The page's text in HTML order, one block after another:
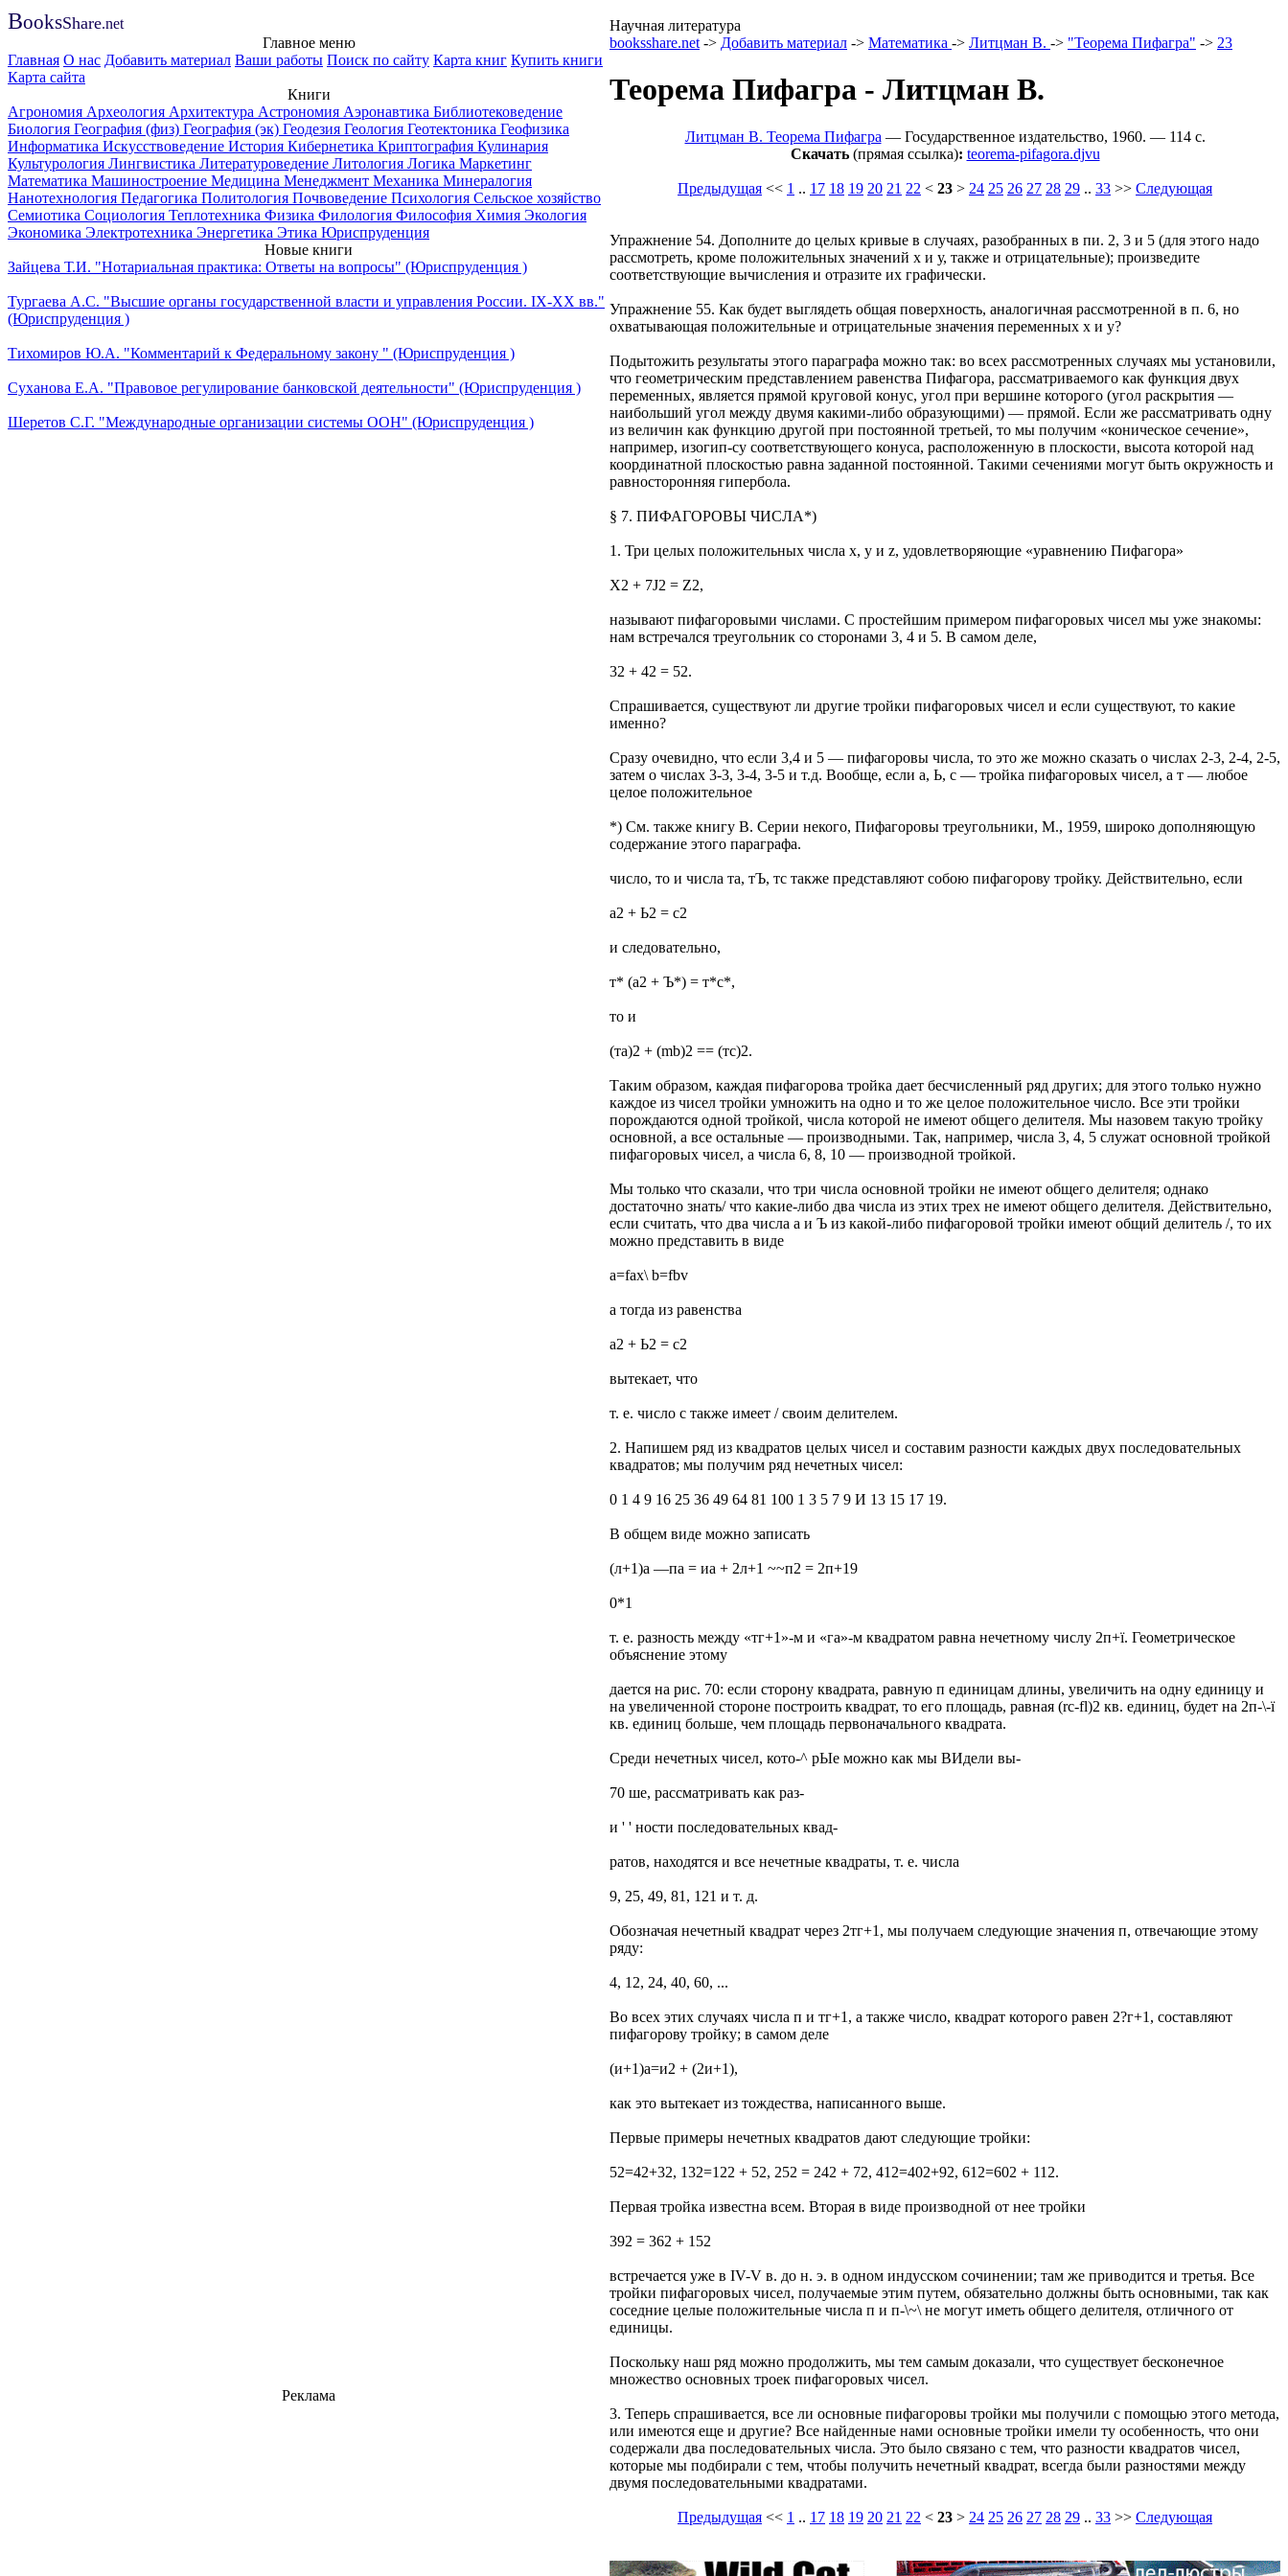
BooksShare.net
Научная литература
Главное меню
Главная О нас Добавить материал Ваши работы Поиск по сайту Карта книг Купить книги
Карта сайта
Книги
Агрономия Археология Архитектура Астрономия Аэронавтика Библиотековедение
Биология География (физ) География (эк) Геодезия Геология Геотектоника Геофизика
Информатика Искусствоведение История Кибернетика Криптография Кулинария
Культурология Лингвистика Литературоведение Литология Логика Маркетинг
Математика Машиностроение Медицина Менеджмент Механика Минералогия
Нанотехнология Педагогика Политология Почвоведение Психология Сельское хозяйство
Семиотика Социология Теплотехника Физика Филология Философия Химия Экология
Экономика Электротехника Энергетика Этика Юриспруденция
Новые книги
Зайцева Т.И. "Нотариальная практика: Ответы на вопросы" (Юриспруденция )
Тургаева А.С. "Высшие органы государственной власти и управления России. IХ-ХХ вв."
(Юриспруденция )
Тихомиров Ю.А. "Комментарий к Федеральному закону " (Юриспруденция )
Суханова Е.А. "Правовое регулирование банковской деятельности" (Юриспруденция )
Шеретов С.Г. "Международные организации системы ООН" (Юриспруденция )
booksshare.net -> Добавить материал -> Математика -> Литцман В. -> "Теорема Пифагра" -> 23
Теорема Пифагра - Литцман В.
Литцман В. Теорема Пифагра — Государственное издательство, 1960. — 114 c.
Скачать(прямая ссылка): teorema-pifagora.djvu
Предыдущая << 1 .. 17 18 19 20 21 22 < 23 > 24 25 26 27 28 29 .. 33 >> Следующая
Упражнение 54. Дополните до целых кривые в случаях, разобранных в пи. 2, 3 и 5 (для этого надо
рассмотреть, кроме положительных значений х и у, также и отрицательные); произведите
соответствующие вычисления и отразите их графически.
Упражнение 55. Как будет выглядеть общая поверхность, аналогичная рассмотренной в п. 6, но
охватывающая положительные и отрицательные значения переменных х и у?
Подытожить результаты этого параграфа можно так: во всех рассмотренных случаях мы установили,
что геометрическим представлением равенства Пифагора, рассматриваемого как функция двух
переменных, является прямой круговой конус, угол при вершине которого (угол раскрытия —
наибольший угол между двумя какими-либо образующими) — прямой. Если же рассматривать одну
из величин как функцию другой при постоянной третьей, то мы получим «коническое сечение»,
например, изогип-су соответствующего конуса, расположенную в плоскости, высота которой над
координатной плоскостью равна заданной постоянной. Такими сечениями могут быть окружность и
равносторонняя гипербола.
§ 7. ПИФАГОРОВЫ ЧИСЛА*)
1. Три целых положительных числа х, у и z, удовлетворяющие «уравнению Пифагора»
X2 + 7J2 = Z2,
называют пифагоровыми числами. С простейшим примером пифагоровых чисел мы уже знакомы:
нам встречался треугольник со сторонами 3, 4 и 5. В самом деле,
32 + 42 = 52.
Спрашивается, существуют ли другие тройки пифагоровых чисел и если существуют, то какие
именно?
Сразу очевидно, что если 3,4 и 5 — пифагоровы числа, то это же можно сказать о числах 2-3, 2-4, 2-5,
затем о числах 3-3, 3-4, 3-5 и т.д. Вообще, если а, Ь, с — тройка пифагоровых чисел, а т — любое
целое положительное
*) См. также книгу В. Серии некого, Пифагоровы треугольники, M., 1959, широко дополняющую
содержание этого параграфа.
число, то и числа та, тЪ, тс также представляют собою пифагорову тройку. Действительно, если
а2 + Ь2 = с2
и следовательно,
т* (а2 + Ъ*) = т*с*,
то и
(та)2 + (mb)2 == (тс)2.
Таким образом, каждая пифагорова тройка дает бесчисленный ряд других; для этого только нужно
каждое из чисел тройки умножить на одно и то же целое положительное число. Все эти тройки
порождаются одной тройкой, числа которой не имеют общего делителя. Мы назовем такую тройку
основной, а все остальные — производными. Так, например, числа 3, 4, 5 служат основной тройкой
пифагоровых чисел, а числа 6, 8, 10 — производной тройкой.
Мы только что сказали, что три числа основной тройки не имеют общего делителя; однако
достаточно знать/ что какие-либо два числа из этих трех не имеют общего делителя. Действительно,
если считать, что два числа а и Ъ из какой-либо пифагоровой тройки имеют общий делитель /, то их
можно представить в виде
a=fax\ b=fbv
а тогда из равенства
а2 + Ь2 = с2
вытекает, что
т. е. число с также имеет / своим делителем.
2. Напишем ряд из квадратов целых чисел и составим разности каждых двух последовательных
квадратов; мы получим ряд нечетных чисел:
0 1 4 9 16 25 36 49 64 81 100 1 3 5 7 9 И 13 15 17 19.
В общем виде можно записать
(л+1)а —па = иа + 2л+1 ~~п2 = 2п+19
0*1
т. е. разность между «тг+1»-м и «га»-м квадратом равна нечетному числу 2п+ї. Геометрическое
объяснение этому
дается на рис. 70: если сторону квадрата, равную п единицам длины, увеличить на одну единицу и
на увеличенной стороне построить квадрат, то его площадь, равная (rc-fl)2 кв. единиц, будет на 2п-\-ї
кв. единиц больше, чем площадь первоначального квадрата.
Среди нечетных чисел, кото-^ рЫе можно как мы ВИдели вы-
70 ше, рассматривать как раз-
и ' ' ности последовательных квад-
ратов, находятся и все нечетные квадраты, т. е. числа
9, 25, 49, 81, 121 и т. д.
Обозначая нечетный квадрат через 2тг+1, мы получаем следующие значения п, отвечающие этому
ряду:
4, 12, 24, 40, 60, ...
Во всех этих случаях числа п и тг+1, а также число, квадрат которого равен 2?г+1, составляют
пифагорову тройку; в самом деле
(и+1)а=и2 + (2и+1),
как это вытекает из тождества, написанного выше.
Первые примеры нечетных квадратов дают следующие тройки:
52=42+32, 132=122 + 52, 252 = 242 + 72, 412=402+92, 612=602 + 112.
Первая тройка известна всем. Вторая в виде производной от нее тройки
392 = 362 + 152
встречается уже в IV-V в. до н. э. в одном индусском сочинении; там же приводится и третья. Все
тройки пифагоровых чисел, получаемые этим путем, обязательно должны быть основными, так как
соседние целые положительные числа п и п-\~\ не могут иметь общего делителя, отличного от
единицы.
Поскольку наш ряд можно продолжить, мы тем самым доказали, что существует бесконечное
множество основных троек пифагоровых чисел.
3. Теперь спрашивается, все ли основные пифагоровы тройки мы получили с помощью этого метода,
или имеются еще и другие? Все найденные нами основные тройки имели ту особенность, что они
содержали два последовательных числа. Это было связано с тем, что разности квадратов чисел,
которые мы подбирали с тем, чтобы получить нечетный квадрат, всегда были разностями между
двумя последовательными квадратами.
Предыдущая << 1 .. 17 18 19 20 21 22 < 23 > 24 25 26 27 28 29 .. 33 >> Следующая
Реклама